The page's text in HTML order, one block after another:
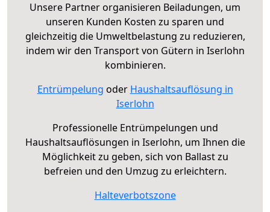
Unsere Partner organisieren Beiladungen, um
unseren Kunden Kosten zu sparen und
gleichzeitig die Umweltbelastung zu reduzieren,
indem wir den Transport von Gütern in Iserlohn
kombinieren.
Entrümpelung oder Haushaltsauflösung in
Iserlohn
Professionelle Entrümpelungen und
Haushaltsauflösungen in Iserlohn, um Ihnen die
Möglichkeit zu geben, sich von Ballast zu
befreien und den Umzug zu erleichtern.
Halteverbotszone